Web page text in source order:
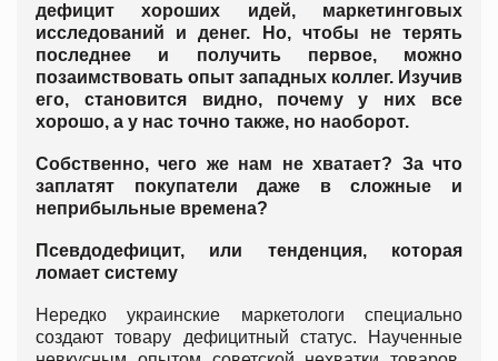
дефицит хороших идей, маркетинговых
исследований и денег. Но, чтобы не терять
последнее и получить первое, можно
позаимствовать опыт западных коллег. Изучив
его, становится видно, почему у них все
хорошо, а у нас точно также, но наоборот.
Собственно, чего же нам не хватает? За что
заплатят покупатели даже в сложные и
неприбыльные времена?
Псевдодефицит, или тенденция, которая
ломает систему
Нередко украинские маркетологи специально
создают товару дефицитный статус. Наученные